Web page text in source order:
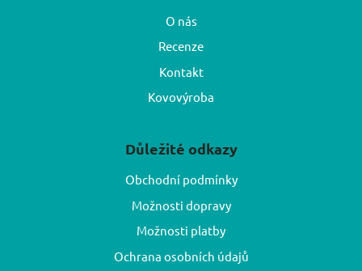
O nás
Recenze
Kontakt
Kovovýroba
Důležité odkazy
Obchodní podmínky
Možnosti dopravy
Možnosti platby
Ochrana osobních údajů